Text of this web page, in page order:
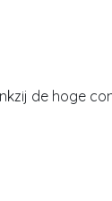
de hoge